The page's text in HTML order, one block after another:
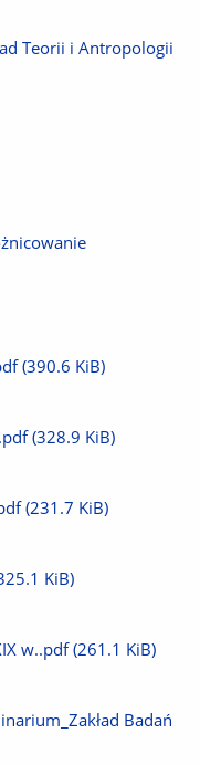
Teorii i Antropologii
(390.6 KiB)
(328.9 KiB)
(231.7 KiB)
KiB)
w..pdf (261.1 KiB)
Badań